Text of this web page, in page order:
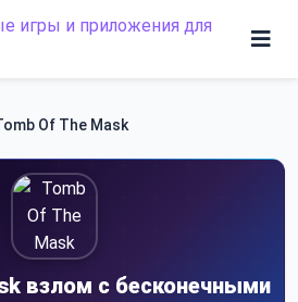
Of The Mask
взлом с бесконечными